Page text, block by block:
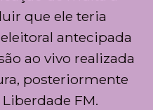
que ele teria
antecipada
ao vivo realizada
posteriormente
FM.